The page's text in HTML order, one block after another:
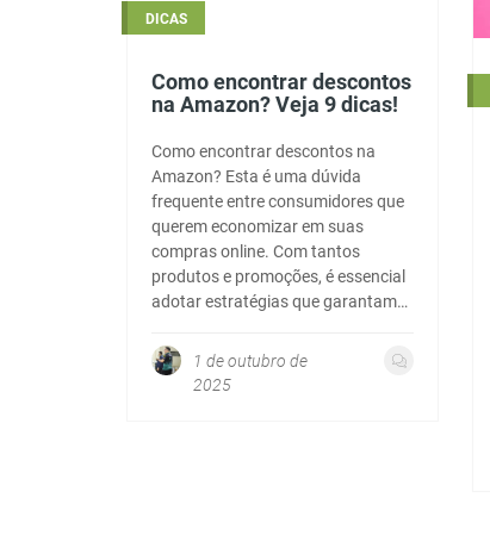
DICAS
Como encontrar descontos
na Amazon? Veja 9 dicas!
Como encontrar descontos na
Amazon? Esta é uma dúvida
frequente entre consumidores que
querem economizar em suas
compras online. Com tantos
produtos e promoções, é essencial
adotar estratégias que garantam…
1 de outubro de
2025